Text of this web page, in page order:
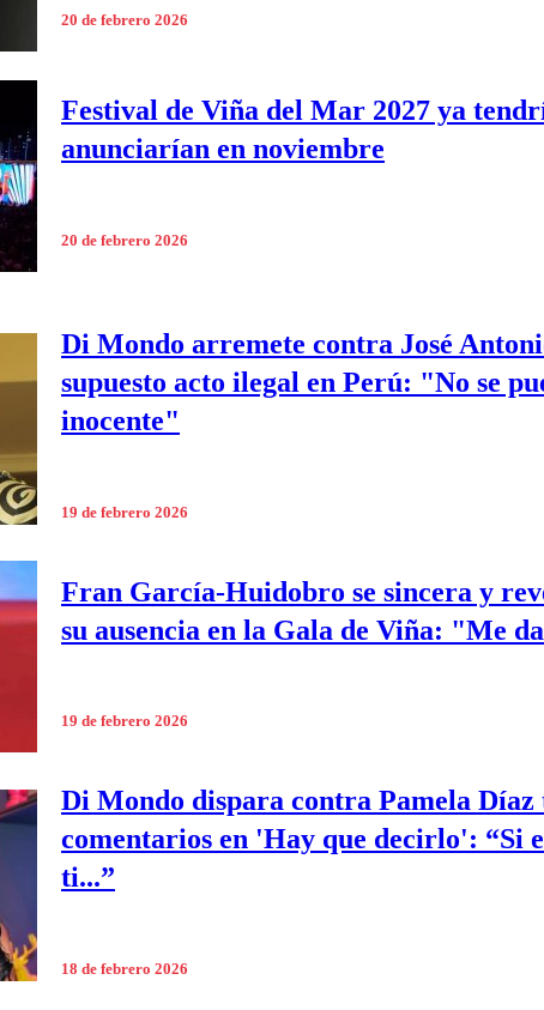
20 de febrero 2026
Festival de Viña del Mar 2027 ya
anunciarían en noviembre
20 de febrero 2026
Di Mondo arremete contra José
supuesto acto ilegal en Perú: "No se
inocente"
19 de febrero 2026
Fran García-Huidobro se sincera y
su ausencia en la Gala de Viña: "Me
19 de febrero 2026
Di Mondo dispara contra Pamela Díaz
comentarios en 'Hay que decirlo': “Si
ti...”
18 de febrero 2026